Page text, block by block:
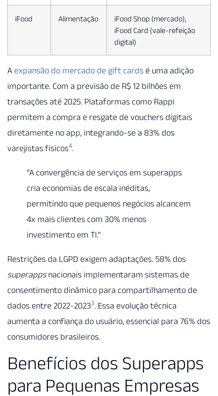
iFood Alimentação
iFood Shop (mercado),
iFood Card (vale-refeição
digital)
A expansão do mercado de gift cards é uma adição
importante. Com a previsão de R$ 12 bilhões em
transações até 2025. Plataformas como Rappi
permitem a compra e resgate de vouchers digitais
diretamente no app, integrando-se a 83% dos
varejistas físicos4.
“A convergência de serviços em superapps
cria economias de escala inéditas,
permitindo que pequenos negócios alcancem
4x mais clientes com 30% menos
investimento em TI.”
Restrições da LGPD exigem adaptações. 58% dos
superappsnacionais implementaram sistemas de
consentimento dinâmico para compartilhamento de
dados entre 2022-20233. Essa evolução técnica
aumenta a confiança do usuário, essencial para 76% dos
consumidores brasileiros.
Benefícios dos Superapps
para Pequenas Empresas